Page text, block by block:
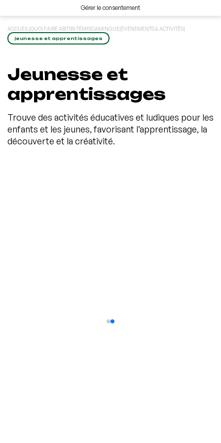
Gérer le consentement
ACCUEIL |QUOI FAIRE ABITIBI-TÉMISCAMINGUE|ÉVÉNEMENTS & ACTIVITÉS|
jeunesse et apprentissages
Jeunesse et
apprentissages
Trouve des activités éducatives et ludiques pour les
enfants et les jeunes, favorisant l’apprentissage, la
découverte et la créativité.